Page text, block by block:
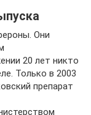
Они
20 лет никто
Только в 2003
препарат